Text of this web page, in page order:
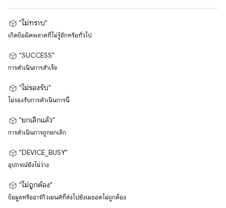
"ไม่ทราบ"
เกิดข้อผิดพลาดที่ไม่รู้จักหรือทั่วไป
"SUCCESS"
การดำเนินการสำเร็จ
"ไม่รองรับ"
ไม่รองรับการดำเนินการนี้
"ยกเลิกแล้ว"
การดำเนินการถูกยกเลิก
"DEVICE_BUSY"
อุปกรณ์ยังไม่ว่าง
"ไม่ถูกต้อง"
ข้อมูลหรืออาร์กิวเมนต์ที่ส่งไปยังเมธอดไม่ถูกต้อง